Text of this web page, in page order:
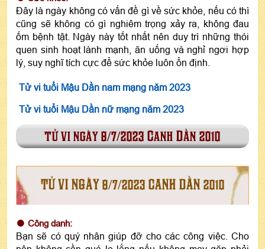
Đây là ngày không có vấn đề gì về sức khỏe, nếu có thì
cũng sẽ không có gì nghiêm trọng xảy ra, không đau
ốm bệnh tật. Ngày này tốt nhất nên duy trì những thói
quen sinh hoạt lành mạnh, ăn uống và nghỉ ngơi hợp
lý, suy nghĩ tích cực để sức khỏe luôn ổn định.
Tử vi tuổi Mậu Dần nam mạng năm 2023
Tử vi tuổi Mậu Dần nữ mạng năm 2023
tử vi ngày 8/7/2023 Canh Dần 2010
TỬ VI NGÀY 8/7/2023 CANH DẦN 2010
Công danh:
Bạn sẽ có quý nhân giúp đỡ cho các công việc. Cho